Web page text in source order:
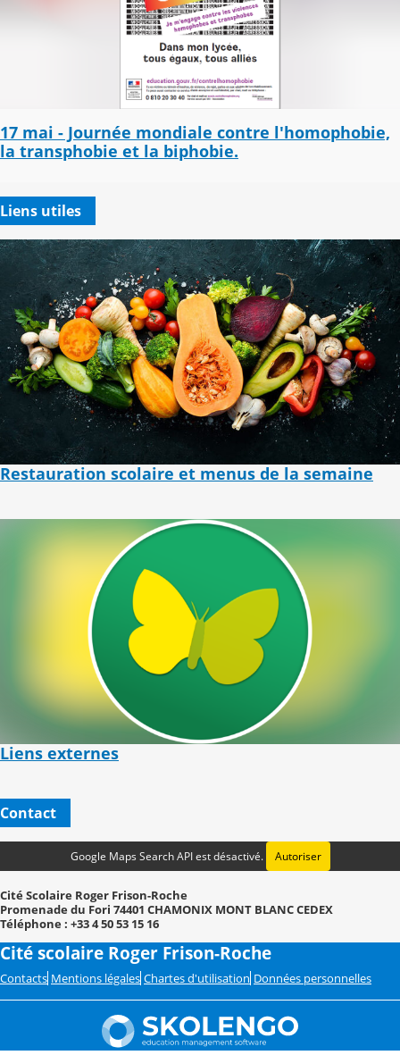
17 mai - Journée mondiale contre l'homophobie,
la transphobie et la biphobie.
Liens utiles
Restauration scolaire et menus de la semaine
Liens externes
Contact
Google Maps Search API est désactivé. Autoriser
Cité Scolaire Roger Frison-Roche
Promenade du Fori 74401 CHAMONIX MONT BLANC CEDEX
Téléphone : +33 4 50 53 15 16
Cité scolaire Roger Frison-Roche
Contacts Mentions légales Chartes d'utilisation Données personnelles